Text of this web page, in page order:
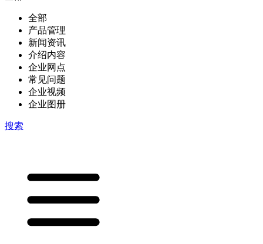
全部
产品管理
新闻资讯
介绍内容
企业网点
常见问题
企业视频
企业图册
搜索